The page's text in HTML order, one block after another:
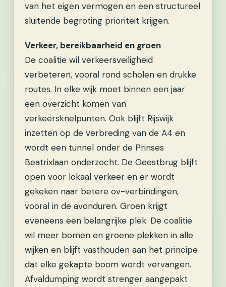
van het eigen vermogen en een structureel
sluitende begroting prioriteit krijgen.
Verkeer, bereikbaarheid en groen
De coalitie wil verkeersveiligheid
verbeteren, vooral rond scholen en drukke
routes. In elke wijk moet binnen een jaar
een overzicht komen van
verkeersknelpunten. Ook blijft Rijswijk
inzetten op de verbreding van de A4 en
wordt een tunnel onder de Prinses
Beatrixlaan onderzocht. De Geestbrug blijft
open voor lokaal verkeer en er wordt
gekeken naar betere ov-verbindingen,
vooral in de avonduren. Groen krijgt
eveneens een belangrijke plek. De coalitie
wil meer bomen en groene plekken in alle
wijken en blijft vasthouden aan het principe
dat elke gekapte boom wordt vervangen.
Afvaldumping wordt strenger aangepakt